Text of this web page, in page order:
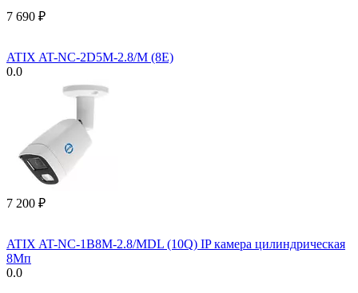
7 690 ₽
ATIX AT-NC-2D5M-2.8/M (8E)
0.0
7 200 ₽
ATIX AT-NC-1B8M-2.8/MDL (10Q) IP камера цилиндрическая
8Мп
0.0